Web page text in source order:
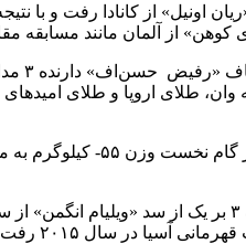
«ریان اونیل» از کانادا رفت و
از آلمان مانند مسابقه
نیز ۲ بر صفر به برتری دست یافت.